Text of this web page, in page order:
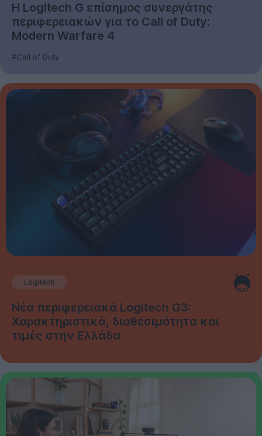
Η Logitech G επίσημος συνεργάτης
περιφερειακών για το Call of Duty:
Modern Warfare 4
#Call of Duty
Logitech
Νέα περιφερειακά Logitech G3:
Χαρακτηριστικά, διαθεσιμότητα και
τιμές στην Ελλάδα